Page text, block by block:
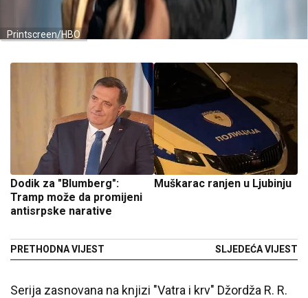
Printscreen/HBO
Dodik za "Blumberg":
Tramp može da promijeni
antisrpske narative
PRETHODNA VIJEST
Muškarac ranjen u Ljubinju
SLJEDEĆA VIJEST
Serija zasnovana na knjizi "Vatra i krv" Džordža R. R.